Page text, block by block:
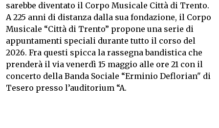
sarebbe diventato il Corpo Musicale Città di Trento.
A 225 anni di distanza dalla sua fondazione, il Corpo
Musicale “Città di Trento” propone una serie di
appuntamenti speciali durante tutto il corso del
2026. Fra questi spicca la rassegna bandistica che
prenderà il via venerdì 15 maggio alle ore 21 con il
concerto della Banda Sociale “Erminio Deflorian" di
Tesero presso l’auditorium “A.